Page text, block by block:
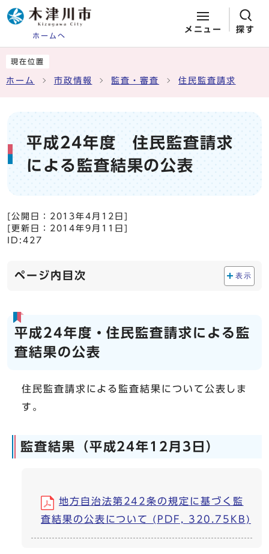
ホームへ
メニュー 探す
現在位置
ホーム 市政情報 監査・審査 住民監査請求
平成24年度 住民監査請求
による監査結果の公表
[公開日： 2013年4月12日
[更新日： 2014年9月11日
ID:427
ページ内目次 表示
平成24年度・住民監査請求による監
査結果の公表
住民監査請求による監査結果について公表しま
す。
監査結果（平成24年12月3日）
地方自治法第242条の規定に基づく監
査結果の公表について (PDF, 320.75KB)